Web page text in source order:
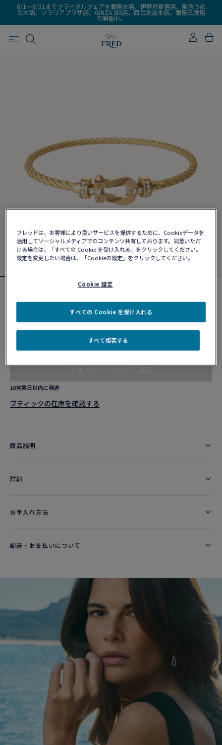
8/1～8/31までブライダルフェアを銀座本店、伊勢丹新宿店、阪急うめ
だ本店、ソラリアプラザ店、GINZA SIX店、西武池袋本店、銀座三越店
で開催中。
フォース10ブレスレット
カスタマイズ
ショッピングバッグに追加
10営業日以内に発送
ブティックの在庫を確認する​
商品説明
詳細​
お手入れ方法
配送・お支払いについて
フレッドは、お客様により良いサービスを提供するために、Cookieデータを
活用してソーシャルメディアでのコンテンツ共有しております。同意いただ
ける場合は、「すべての Cookie を受け入れる」をクリックしてください。
設定を変更したい場合は、「Cookieの設定」をクリックしてください。
Cookie 設定
すべて拒否する
すべての Cookie を受け入れる